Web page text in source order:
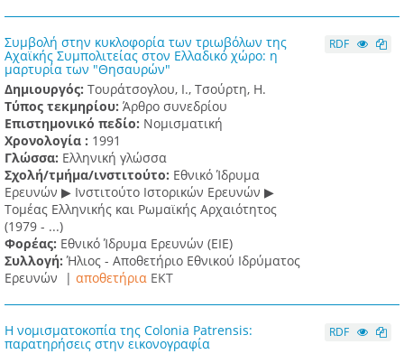
Συμβολή στην κυκλοφορία των τριωβόλων της
Αχαϊκής Συμπολιτείας στον Ελλαδικό χώρο: η
μαρτυρία των "Θησαυρών"
Δημιουργός: Τουράτσογλου, Ι., Τσούρτη, Η.
Τύπος τεκμηρίου: Άρθρο συνεδρίου
Επιστημονικό πεδίο: Νομισματική
Χρονολογία : 1991
Γλώσσα: Ελληνική γλώσσα
Σχολή/τμήμα/ινστιτούτο: Εθνικό Ίδρυμα
Ερευνών ▶ Ινστιτούτο Ιστορικών Ερευνών ▶
Τομέας Ελληνικής και Ρωμαϊκής Αρχαιότητος
(1979 - ...)
Φορέας: Εθνικό Ίδρυμα Ερευνών (ΕΙΕ)
Συλλογή:Ήλιος - Αποθετήριο Εθνικού Ιδρύματος
Ερευνών | αποθετήρια EKT
RDF
Η νομισματοκοπία της Colonia Patrensis:
παρατηρήσεις στην εικονογραφία
RDF